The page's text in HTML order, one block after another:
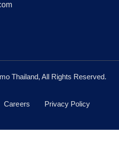
Thailand, All Rights Reserved.
Careers Privacy Policy